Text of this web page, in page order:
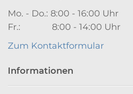
Mo. - Do.: 8:00 - 16:00 Uhr
Fr.: 8:00 - 14:00 Uhr
Zum Kontaktformular
Informationen